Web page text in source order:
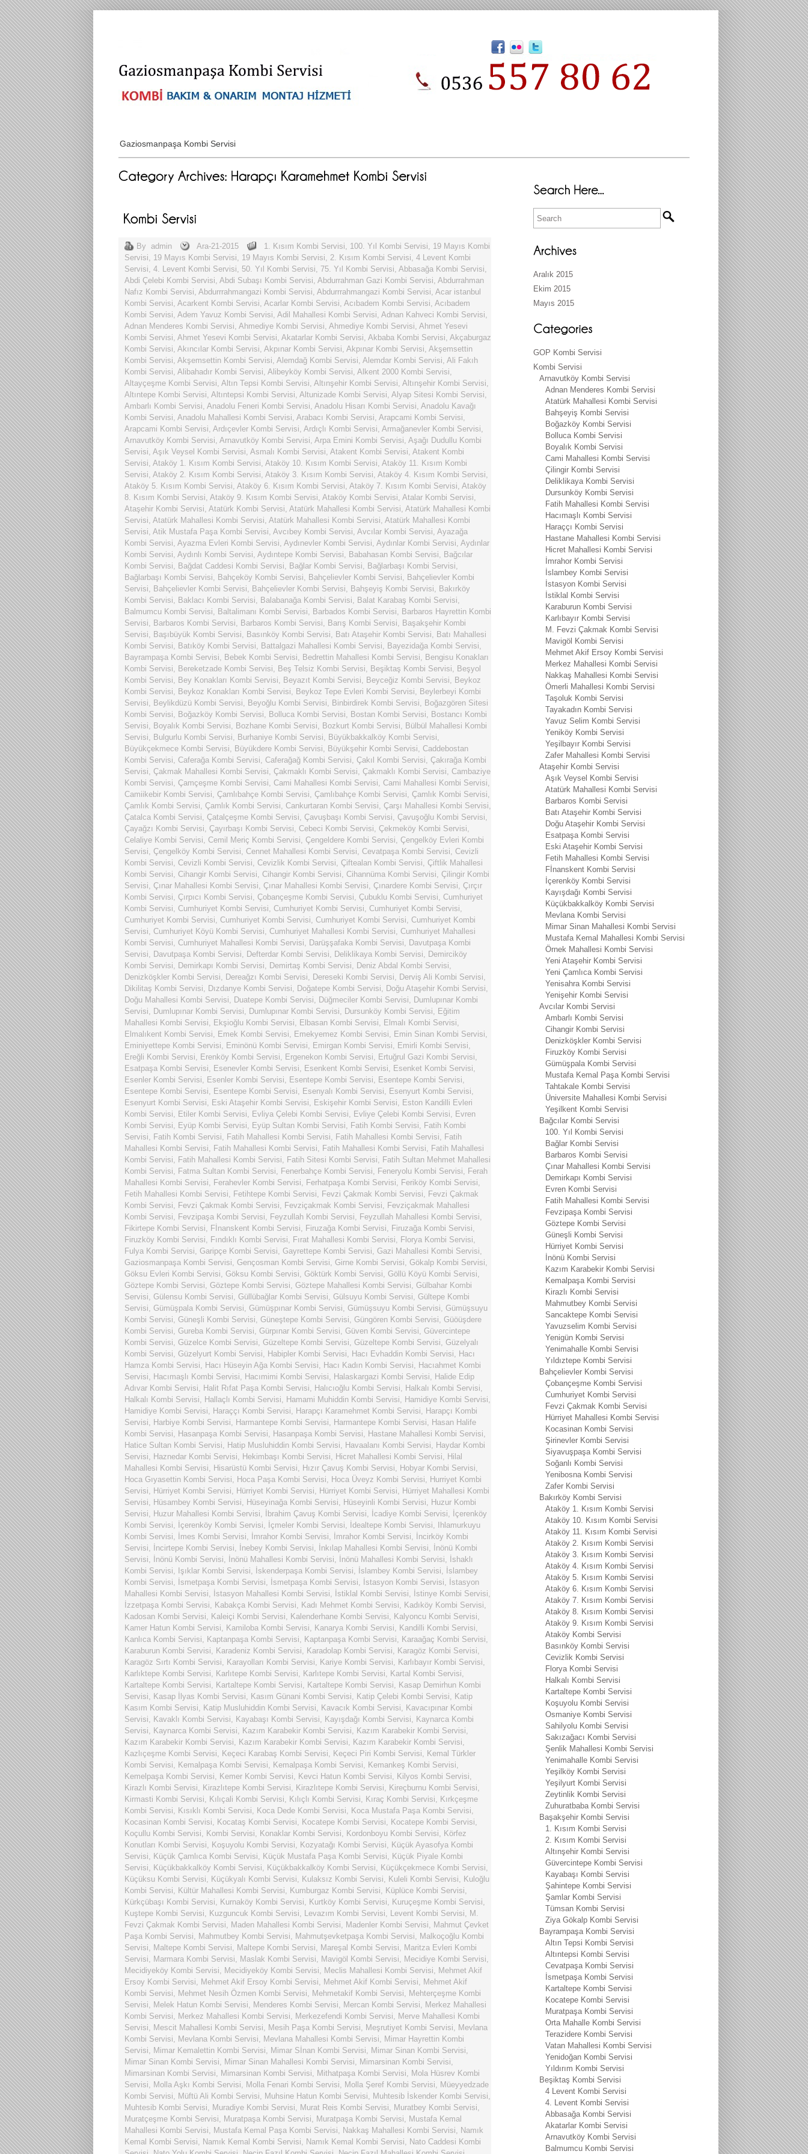
Gaziosmanpaşa Kombi Servisi
By admin Ara-21-2015 1. Kısım Kombi Servisi, 100. Yıl Kombi Servisi, 19 Mayıs Kombi
Servisi, 19 Mayıs Kombi Servisi, 19 Mayıs Kombi Servisi, 2. Kısım Kombi Servisi, 4 Levent Kombi
Servisi, 4. Levent Kombi Servisi, 50. Yıl Kombi Servisi, 75. Yıl Kombi Servisi, Abbasağa Kombi Servisi,
Abdi Çelebi Kombi Servisi, Abdi Subaşı Kombi Servisi, Abdurrahman Gazi Kombi Servisi, Abdurrahman
Nafız Kombi Servisi, Abdurrrahmangazi Kombi Servisi, Abdurrrahmangazi Kombi Servisi, Acar istanbul
Kombi Servisi, Acarkent Kombi Servisi, Acarlar Kombi Servisi, Acıbadem Kombi Servisi, Acıbadem
Kombi Servisi, Adem Yavuz Kombi Servisi, Adil Mahallesi Kombi Servisi, Adnan Kahveci Kombi Servisi,
Adnan Menderes Kombi Servisi, Ahmediye Kombi Servisi, Ahmediye Kombi Servisi, Ahmet Yesevi
Kombi Servisi, Ahmet Yesevi Kombi Servisi, Akatarlar Kombi Servisi, Akbaba Kombi Servisi, Akçaburgaz
Kombi Servisi, Akıncılar Kombi Servisi, Akpınar Kombi Servisi, Akpınar Kombi Servisi, Akşemsettin
Kombi Servisi, Akşemsettin Kombi Servisi, Alemdağ Kombi Servisi, Alemdar Kombi Servisi, Ali Fakıh
Kombi Servisi, Alibahadır Kombi Servisi, Alibeyköy Kombi Servisi, Alkent 2000 Kombi Servisi,
Altayçeşme Kombi Servisi, Altın Tepsi Kombi Servisi, Altınşehir Kombi Servisi, Altınşehir Kombi Servisi,
Altıntepe Kombi Servisi, Altıntepsi Kombi Servisi, Altunizade Kombi Servisi, Alyap Sitesi Kombi Servisi,
Ambarlı Kombi Servisi, Anadolu Feneri Kombi Servisi, Anadolu Hisarı Kombi Servisi, Anadolu Kavağı
Kombi Servisi, Anadolu Mahallesi Kombi Servisi, Arabacı Kombi Servisi, Arapcami Kombi Servisi,
Arapcami Kombi Servisi, Ardıçevler Kombi Servisi, Ardıçlı Kombi Servisi, Armağanevler Kombi Servisi,
Arnavutköy Kombi Servisi, Arnavutköy Kombi Servisi, Arpa Emini Kombi Servisi, Aşağı Dudullu Kombi
Servisi, Aşık Veysel Kombi Servisi, Asmalı Kombi Servisi, Atakent Kombi Servisi, Atakent Kombi
Servisi, Ataköy 1. Kısım Kombi Servisi, Ataköy 10. Kısım Kombi Servisi, Ataköy 11. Kısım Kombi
Servisi, Ataköy 2. Kısım Kombi Servisi, Ataköy 3. Kısım Kombi Servisi, Ataköy 4. Kısım Kombi Servisi,
Ataköy 5. Kısım Kombi Servisi, Ataköy 6. Kısım Kombi Servisi, Ataköy 7. Kısım Kombi Servisi, Ataköy
8. Kısım Kombi Servisi, Ataköy 9. Kısım Kombi Servisi, Ataköy Kombi Servisi, Atalar Kombi Servisi,
Ataşehir Kombi Servisi, Atatürk Kombi Servisi, Atatürk Mahallesi Kombi Servisi, Atatürk Mahallesi Kombi
Servisi, Atatürk Mahallesi Kombi Servisi, Atatürk Mahallesi Kombi Servisi, Atatürk Mahallesi Kombi
Servisi, Atik Mustafa Paşa Kombi Servisi, Avcıbey Kombi Servisi, Avcılar Kombi Servisi, Ayazağa
Kombi Servisi, Ayazma Evleri Kombi Servisi, Aydınevler Kombi Servisi, Aydınlar Kombi Servisi, Aydınlar
Kombi Servisi, Aydınlı Kombi Servisi, Aydıntepe Kombi Servisi, Babahasan Kombi Servisi, Bağcılar
Kombi Servisi, Bağdat Caddesi Kombi Servisi, Bağlar Kombi Servisi, Bağlarbaşı Kombi Servisi,
Bağlarbaşı Kombi Servisi, Bahçeköy Kombi Servisi, Bahçelievler Kombi Servisi, Bahçelievler Kombi
Servisi, Bahçelievler Kombi Servisi, Bahçelievler Kombi Servisi, Bahşeyiş Kombi Servisi, Bakırköy
Kombi Servisi, Baklacı Kombi Servisi, Balabanağa Kombi Servisi, Balat Karabaş Kombi Servisi,
Balmumcu Kombi Servisi, Baltalimanı Kombi Servisi, Barbados Kombi Servisi, Barbaros Hayrettin Kombi
Servisi, Barbaros Kombi Servisi, Barbaros Kombi Servisi, Barış Kombi Servisi, Başakşehir Kombi
Servisi, Başıbüyük Kombi Servisi, Basınköy Kombi Servisi, Batı Ataşehir Kombi Servisi, Batı Mahallesi
Kombi Servisi, Batıköy Kombi Servisi, Battalgazi Mahallesi Kombi Servisi, Bayezidağa Kombi Servisi,
Bayrampaşa Kombi Servisi, Bebek Kombi Servisi, Bedrettin Mahallesi Kombi Servisi, Bengisu Konakları
Kombi Servisi, Bereketzade Kombi Servisi, Beş Telsiz Kombi Servisi, Beşiktaş Kombi Servisi, Beşyol
Kombi Servisi, Bey Konakları Kombi Servisi, Beyazıt Kombi Servisi, Beyceğiz Kombi Servisi, Beykoz
Kombi Servisi, Beykoz Konakları Kombi Servisi, Beykoz Tepe Evleri Kombi Servisi, Beylerbeyi Kombi
Servisi, Beylikdüzü Kombi Servisi, Beyoğlu Kombi Servisi, Binbirdirek Kombi Servisi, Boğazgören Sitesi
Kombi Servisi, Boğazköy Kombi Servisi, Bolluca Kombi Servisi, Bostan Kombi Servisi, Bostancı Kombi
Servisi, Boyalık Kombi Servisi, Bozhane Kombi Servisi, Bozkurt Kombi Servisi, Bülbül Mahallesi Kombi
Servisi, Bulgurlu Kombi Servisi, Burhaniye Kombi Servisi, Büyükbakkalköy Kombi Servisi,
Büyükçekmece Kombi Servisi, Büyükdere Kombi Servisi, Büyükşehir Kombi Servisi, Caddebostan
Kombi Servisi, Caferağa Kombi Servisi, Caferağağ Kombi Servisi, Çakıl Kombi Servisi, Çakırağa Kombi
Servisi, Çakmak Mahallesi Kombi Servisi, Çakmaklı Kombi Servisi, Çakmaklı Kombi Servisi, Cambaziye
Kombi Servisi, Çamçeşme Kombi Servisi, Cami Mahallesi Kombi Servisi, Cami Mahallesi Kombi Servisi,
Camiikebir Kombi Servisi, Çamlıbahçe Kombi Servisi, Çamlıbahçe Kombi Servisi, Çamlık Kombi Servisi,
Çamlık Kombi Servisi, Çamlık Kombi Servisi, Cankurtaran Kombi Servisi, Çarşı Mahallesi Kombi Servisi,
Çatalca Kombi Servisi, Çatalçeşme Kombi Servisi, Çavuşbaşı Kombi Servisi, Çavuşoğlu Kombi Servisi,
Çayağzı Kombi Servisi, Çayırbaşı Kombi Servisi, Cebeci Kombi Servisi, Çekmeköy Kombi Servisi,
Celaliye Kombi Servisi, Cemil Meriç Kombi Servisi, Çengeldere Kombi Servisi, Çengelköy Evleri Kombi
Servisi, Çengelköy Kombi Servisi, Cennet Mahallesi Kombi Servisi, Cevatpaşa Kombi Servisi, Cevizli
Kombi Servisi, Cevizli Kombi Servisi, Cevizlik Kombi Servisi, Çiftealan Kombi Servisi, Çiftlik Mahallesi
Kombi Servisi, Cihangir Kombi Servisi, Cihangir Kombi Servisi, Cihannüma Kombi Servisi, Çilingir Kombi
Servisi, Çınar Mahallesi Kombi Servisi, Çınar Mahallesi Kombi Servisi, Çınardere Kombi Servisi, Çırçır
Kombi Servisi, Çırpıcı Kombi Servisi, Çobançeşme Kombi Servisi, Çubuklu Kombi Servisi, Cumhuriyet
Kombi Servisi, Cumhuriyet Kombi Servisi, Cumhuriyet Kombi Servisi, Cumhuriyet Kombi Servisi,
Cumhuriyet Kombi Servisi, Cumhuriyet Kombi Servisi, Cumhuriyet Kombi Servisi, Cumhuriyet Kombi
Servisi, Cumhuriyet Köyü Kombi Servisi, Cumhuriyet Mahallesi Kombi Servisi, Cumhuriyet Mahallesi
Kombi Servisi, Cumhuriyet Mahallesi Kombi Servisi, Darüşşafaka Kombi Servisi, Davutpaşa Kombi
Servisi, Davutpaşa Kombi Servisi, Defterdar Kombi Servisi, Deliklikaya Kombi Servisi, Demirciköy
Kombi Servisi, Demirkapı Kombi Servisi, Demirtaş Kombi Servisi, Deniz Abdal Kombi Servisi,
Denizköşkler Kombi Servisi, Dereağzı Kombi Servisi, Dereseki Kombi Servisi, Derviş Ali Kombi Servisi,
Dikilitaş Kombi Servisi, Dızdanye Kombi Servisi, Doğatepe Kombi Servisi, Doğu Ataşehir Kombi Servisi,
Doğu Mahallesi Kombi Servisi, Duatepe Kombi Servisi, Düğmeciler Kombi Servisi, Dumlupınar Kombi
Servisi, Dumlupınar Kombi Servisi, Dumlupınar Kombi Servisi, Dursunköy Kombi Servisi, Eğitim
Mahallesi Kombi Servisi, Ekşioğlu Kombi Servisi, Elbasan Kombi Servisi, Elmalı Kombi Servisi,
Elmalıkent Kombi Servisi, Emek Kombi Servisi, Emekyemez Kombi Servisi, Emin Sinan Kombi Servisi,
Eminiyettepe Kombi Servisi, Eminönü Kombi Servisi, Emirgan Kombi Servisi, Emirli Kombi Servisi,
Ereğli Kombi Servisi, Erenköy Kombi Servisi, Ergenekon Kombi Servisi, Ertuğrul Gazi Kombi Servisi,
Esatpaşa Kombi Servisi, Esenevler Kombi Servisi, Esenkent Kombi Servisi, Esenket Kombi Servisi,
Esenler Kombi Servisi, Esenler Kombi Servisi, Esentepe Kombi Servisi, Esentepe Kombi Servisi,
Esentepe Kombi Servisi, Esentepe Kombi Servisi, Esenyalı Kombi Servisi, Esenyurt Kombi Servisi,
Esenyurt Kombi Servisi, Eski Ataşehir Kombi Servisi, Eskişehir Kombi Servisi, Eston Kandilli Evleri
Kombi Servisi, Etiler Kombi Servisi, Evliya Çelebi Kombi Servisi, Evliye Çelebi Kombi Servisi, Evren
Kombi Servisi, Eyüp Kombi Servisi, Eyüp Sultan Kombi Servisi, Fatih Kombi Servisi, Fatih Kombi
Servisi, Fatih Kombi Servisi, Fatih Mahallesi Kombi Servisi, Fatih Mahallesi Kombi Servisi, Fatih
Mahallesi Kombi Servisi, Fatih Mahallesi Kombi Servisi, Fatih Mahallesi Kombi Servisi, Fatih Mahallesi
Kombi Servisi, Fatih Mahallesi Kombi Servisi, Fatih Sitesi Kombi Servisi, Fatih Sultan Mehmet Mahallesi
Kombi Servisi, Fatma Sultan Kombi Servisi, Fenerbahçe Kombi Servisi, Feneryolu Kombi Servisi, Ferah
Mahallesi Kombi Servisi, Ferahevler Kombi Servisi, Ferhatpaşa Kombi Servisi, Feriköy Kombi Servisi,
Fetih Mahallesi Kombi Servisi, Fetihtepe Kombi Servisi, Fevzi Çakmak Kombi Servisi, Fevzi Çakmak
Kombi Servisi, Fevzi Çakmak Kombi Servisi, Fevziçakmak Kombi Servisi, Fevziçakmak Mahallesi
Kombi Servisi, Fevzipaşa Kombi Servisi, Feyzullah Kombi Servisi, Feyzullah Mahallesi Kombi Servisi,
Fikirtepe Kombi Servisi, Fİnanskent Kombi Servisi, Firuzağa Kombi Servisi, Firuzağa Kombi Servisi,
Firuzköy Kombi Servisi, Fındıklı Kombi Servisi, Fırat Mahallesi Kombi Servisi, Florya Kombi Servisi,
Fulya Kombi Servisi, Garipçe Kombi Servisi, Gayrettepe Kombi Servisi, Gazi Mahallesi Kombi Servisi,
Gaziosmanpaşa Kombi Servisi, Gençosman Kombi Servisi, Girne Kombi Servisi, Gökalp Kombi Servisi,
Göksu Evleri Kombi Servisi, Göksu Kombi Servisi, Göktürk Kombi Servisi, Göllü Köyü Kombi Servisi,
Göztepe Kombi Servisi, Göztepe Kombi Servisi, Göztepe Mahallesi Kombi Servisi, Gülbahar Kombi
Servisi, Gülensu Kombi Servisi, Güllübağlar Kombi Servisi, Gülsuyu Kombi Servisi, Gültepe Kombi
Servisi, Gümüşpala Kombi Servisi, Gümüşpınar Kombi Servisi, Gümüşsuyu Kombi Servisi, Gümüşsuyu
Kombi Servisi, Güneşli Kombi Servisi, Güneştepe Kombi Servisi, Güngören Kombi Servisi, Güöüşdere
Kombi Servisi, Gureba Kombi Servisi, Gürpınar Kombi Servisi, Güven Kombi Servisi, Güvercintepe
Kombi Servisi, Güzelce Kombi Servisi, Güzeltepe Kombi Servisi, Güzeltepe Kombi Servisi, Güzelyalı
Kombi Servisi, Güzelyurt Kombi Servisi, Habipler Kombi Servisi, Hacı Evhaddin Kombi Servisi, Hacı
Hamza Kombi Servisi, Hacı Hüseyin Ağa Kombi Servisi, Hacı Kadın Kombi Servisi, Hacıahmet Kombi
Servisi, Hacımaşlı Kombi Servisi, Hacımimi Kombi Servisi, Halaskargazi Kombi Servisi, Halide Edip
Adıvar Kombi Servisi, Halit Rıfat Paşa Kombi Servisi, Halıcıoğlu Kombi Servisi, Halkalı Kombi Servisi,
Halkalı Kombi Servisi, Hallaçlı Kombi Servisi, Hamami Muhiddin Kombi Servisi, Hamidiye Kombi Servisi,
Hamidiye Kombi Servisi, Haraççı Kombi Servisi, Harapçı Karamehmet Kombi Servisi, Harapçı Kombi
Servisi, Harbiye Kombi Servisi, Harmantepe Kombi Servisi, Harmantepe Kombi Servisi, Hasan Halife
Kombi Servisi, Hasanpaşa Kombi Servisi, Hasanpaşa Kombi Servisi, Hastane Mahallesi Kombi Servisi,
Hatice Sultan Kombi Servisi, Hatip Musluhiddin Kombi Servisi, Havaalanı Kombi Servisi, Haydar Kombi
Servisi, Haznedar Kombi Servisi, Hekimbaşı Kombi Servisi, Hicret Mahallesi Kombi Servisi, Hilal
Mahallesi Kombi Servisi, Hisarüstü Kombi Servisi, Hızır Çavuş Kombi Servisi, Hobyar Kombi Servisi,
Hoca Gıyasettin Kombi Servisi, Hoca Paşa Kombi Servisi, Hoca Üveyz Kombi Servisi, Hurriyet Kombi
Servisi, Hürriyet Kombi Servisi, Hürriyet Kombi Servisi, Hürriyet Kombi Servisi, Hürriyet Mahallesi Kombi
Servisi, Hüsambey Kombi Servisi, Hüseyinağa Kombi Servisi, Hüseyinli Kombi Servisi, Huzur Kombi
Servisi, Huzur Mahallesi Kombi Servisi, İbrahim Çavuş Kombi Servisi, İcadiye Kombi Servisi, İçerenköy
Kombi Servisi, İçerenköy Kombi Servisi, İçmeler Kombi Servisi, İdealtepe Kombi Servisi,
Ihlamurkuyu
Kombi Servisi, İmes Kombi Servisi, İmrahor Kombi Servisi, İmrahor Kombi Servisi,
İncirköy Kombi
Servisi, İncirtepe Kombi Servisi, İnebey Kombi Servisi, İnkılap Mahallesi Kombi Servisi,
İnönü Kombi
Servisi, İnönü Kombi Servisi, İnönü Mahallesi Kombi Servisi, İnönü Mahallesi Kombi Servisi, İshaklı
Kombi Servisi, Işıklar Kombi Servisi, İskenderpaşa Kombi Servisi, İslambey Kombi Servisi, İslambey
Kombi Servisi, İsmetpaşa Kombi Servisi, İsmetpaşa Kombi Servisi, İstasyon Kombi Servisi, İstasyon
Mahallesi Kombi Servisi, İstasyon Mahallesi Kombi Servisi, İstiklal Kombi Servisi, İstinye Kombi Servisi,
İzzetpaşa Kombi Servisi, Kabakça Kombi Servisi, Kadı Mehmet Kombi Servisi, Kadıköy Kombi Servisi,
Kadosan Kombi Servisi, Kaleiçi Kombi Servisi, Kalenderhane Kombi Servisi, Kalyoncu Kombi Servisi,
Kamer Hatun Kombi Servisi, Kamiloba Kombi Servisi, Kanarya Kombi Servisi, Kandilli Kombi Servisi,
Kanlıca Kombi Servisi, Kaptanpaşa Kombi Servisi, Kaptanpaşa Kombi Servisi, Karaağaç Kombi Servisi,
Karaburun Kombi Servisi, Karadeniz Kombi Servisi, Karadolap Kombi Servisi, Karagöz Kombi Servisi,
Karagöz Sırtı Kombi Servisi, Karayolları Kombi Servisi, Kariye Kombi Servisi, Karlıbayır Kombi Servisi,
Karlıktepe Kombi Servisi, Karlıtepe Kombi Servisi, Karlıtepe Kombi Servisi, Kartal Kombi Servisi,
Kartaltepe Kombi Servisi, Kartaltepe Kombi Servisi, Kartaltepe Kombi Servisi, Kasap Demirhun Kombi
Servisi, Kasap İlyas Kombi Servisi, Kasım Günani Kombi Servisi, Katip Çelebi Kombi Servisi, Katip
Kasım Kombi Servisi, Katip Musluhiddin Kombi Servisi, Kavacık Kombi Servisi, Kavacıpınar Kombi
Servisi, Kavaklı Kombi Servisi, Kayabaşı Kombi Servisi, Kayışdağı Kombi Servisi, Kaynarca Kombi
Servisi, Kaynarca Kombi Servisi, Kazım Karabekir Kombi Servisi, Kazım Karabekir Kombi Servisi,
Kazım Karabekir Kombi Servisi, Kazım Karabekir Kombi Servisi, Kazım Karabekir Kombi Servisi,
Kazlıçeşme Kombi Servisi, Keçeci Karabaş Kombi Servisi, Keçeci Piri Kombi Servisi, Kemal Türkler
Kombi Servisi, Kemalpaşa Kombi Servisi, Kemalpaşa Kombi Servisi, Kemankeş Kombi Servisi,
Kemelpaşa Kombi Servisi, Kemer Kombi Servisi, Kevci Hatun Kombi Servisi, Kilyos Kombi Servisi,
Kirazlı Kombi Servisi, Kirazlıtepe Kombi Servisi, Kirazlıtepe Kombi Servisi, Kireçburnu Kombi Servisi,
Kirmasti Kombi Servisi, Kılıçali Kombi Servisi, Kılıçlı Kombi Servisi, Kıraç Kombi Servisi, Kırkçeşme
Kombi Servisi, Kısıklı Kombi Servisi, Koca Dede Kombi Servisi, Koca Mustafa Paşa Kombi Servisi,
Kocasinan Kombi Servisi, Kocataş Kombi Servisi, Kocatepe Kombi Servisi, Kocatepe Kombi Servisi,
Koçullu Kombi Servisi, Kombi Servisi, Konaklar Kombi Servisi, Kordonboyu Kombi Servisi, Körfez
Konutları Kombi Servisi, Koşuyolu Kombi Servisi, Kozyatağı Kombi Servisi, Küçük Ayasofya Kombi
Servisi, Küçük Çamlıca Kombi Servisi, Küçük Mustafa Paşa Kombi Servisi, Küçük Piyale Kombi
Servisi, Küçükbakkalköy Kombi Servisi, Küçükbakkalköy Kombi Servisi, Küçükçekmece Kombi Servisi,
Küçüksu Kombi Servisi, Küçükyalı Kombi Servisi, Kulaksız Kombi Servisi, Kuleli Kombi Servisi, Kuloğlu
Kombi Servisi, Kültür Mahallesi Kombi Servisi, Kumburgaz Kombi Servisi, Küplüce Kombi Servisi,
Kürkçübaşı Kombi Servisi, Kurnaköy Kombi Servisi, Kurtköy Kombi Servisi, Kuruçeşme Kombi Servisi,
Kuştepe Kombi Servisi, Kuzguncuk Kombi Servisi, Levazım Kombi Servisi, Levent Kombi Servisi, M.
Fevzi Çakmak Kombi Servisi, Maden Mahallesi Kombi Servisi, Madenler Kombi Servisi, Mahmut Çevket
Paşa Kombi Servisi, Mahmutbey Kombi Servisi, Mahmutşevketpaşa Kombi Servisi, Malkoçoğlu Kombi
Servisi, Maltepe Kombi Servisi, Maltepe Kombi Servisi, Mareşal Kombi Servisi, Maritza Evleri Kombi
Servisi, Marmara Kombi Servisi, Maslak Kombi Servisi, Mavigöl Kombi Servisi, Mecidiye Kombi Servisi,
Mecidiyeköy Kombi Servisi, Mecidiyeköy Kombi Servisi, Meclis Mahallesi Kombi Servisi, Mehmet Akif
Ersoy Kombi Servisi, Mehmet Akif Ersoy Kombi Servisi, Mehmet Akif Kombi Servisi, Mehmet Akif
Kombi Servisi, Mehmet Nesih Özmen Kombi Servisi, Mehmetakif Kombi Servisi, Mehterçeşme Kombi
Servisi, Melek Hatun Kombi Servisi, Menderes Kombi Servisi, Mercan Kombi Servisi, Merkez Mahallesi
Kombi Servisi, Merkez Mahallesi Kombi Servisi, Merkezefendi Kombi Servisi, Merve Mahallesi Kombi
Servisi, Mescit Mahallesi Kombi Servisi, Mesih Paşa Kombi Servisi, Meşrutiyet Kombi Servisi, Mevlana
Kombi Servisi, Mevlana Kombi Servisi, Mevlana Mahallesi Kombi Servisi, Mimar Hayrettin Kombi
Servisi, Mimar Kemalettin Kombi Servisi, Mimar Sİnan Kombi Servisi, Mimar Sinan Kombi Servisi,
Mimar Sinan Kombi Servisi, Mimar Sinan Mahallesi Kombi Servisi, Mimarsinan Kombi Servisi,
Mimarsinan Kombi Servisi, Mimarsinan Kombi Servisi, Mithatpaşa Kombi Servisi, Mola Hüsrev Kombi
Servisi, Molla Aşkı Kombi Servisi, Molla Fenari Kombi Servisi, Molla Şeref Kombi Servisi, Müeyyedzade
Kombi Servisi, Müftü Ali Kombi Servisi, Muhsine Hatun Kombi Servisi, Muhtesib İskender Kombi Servisi,
Muhtesib Kombi Servisi, Muradiye Kombi Servisi, Murat Reis Kombi Servisi, Muratbey Kombi Servisi,
Muratçeşme Kombi Servisi, Muratpaşa Kombi Servisi, Muratpaşa Kombi Servisi, Mustafa Kemal
Mahallesi Kombi Servisi, Mustafa Kemal Paşa Kombi Servisi, Nakkaş Mahallesi Kombi Servisi, Namık
Kemal Kombi Servisi, Namık Kemal Kombi Servisi, Namık Kemal Kombi Servisi, Nato Caddesi Kombi
Aralık 2015
Ekim 2015
Mayıs 2015
GOP Kombi Servisi
Kombi Servisi
Arnavutköy Kombi Servisi
Adnan Menderes Kombi Servisi
Atatürk Mahallesi Kombi Servisi
Bahşeyiş Kombi Servisi
Boğazköy Kombi Servisi
Bolluca Kombi Servisi
Boyalık Kombi Servisi
Cami Mahallesi Kombi Servisi
Çilingir Kombi Servisi
Deliklikaya Kombi Servisi
Dursunköy Kombi Servisi
Fatih Mahallesi Kombi Servisi
Hacımaşlı Kombi Servisi
Haraççı Kombi Servisi
Hastane Mahallesi Kombi Servisi
Hicret Mahallesi Kombi Servisi
İmrahor Kombi Servisi
İslambey Kombi Servisi
İstasyon Kombi Servisi
İstiklal Kombi Servisi
Karaburun Kombi Servisi
Karlıbayır Kombi Servisi
M. Fevzi Çakmak Kombi Servisi
Mavigöl Kombi Servisi
Mehmet Akif Ersoy Kombi Servisi
Merkez Mahallesi Kombi Servisi
Nakkaş Mahallesi Kombi Servisi
Ömerli Mahallesi Kombi Servisi
Taşoluk Kombi Servisi
Tayakadın Kombi Servisi
Yavuz Selim Kombi Servisi
Yeniköy Kombi Servisi
Yeşilbayır Kombi Servisi
Zafer Mahallesi Kombi Servisi
Ataşehir Kombi Servisi
Aşık Veysel Kombi Servisi
Atatürk Mahallesi Kombi Servisi
Barbaros Kombi Servisi
Batı Ataşehir Kombi Servisi
Doğu Ataşehir Kombi Servisi
Esatpaşa Kombi Servisi
Eski Ataşehir Kombi Servisi
Fetih Mahallesi Kombi Servisi
Fİnanskent Kombi Servisi
İçerenköy Kombi Servisi
Kayışdağı Kombi Servisi
Küçükbakkalköy Kombi Servisi
Mevlana Kombi Servisi
Mimar Sinan Mahallesi Kombi Servisi
Mustafa Kemal Mahallesi Kombi Servisi
Örnek Mahallesi Kombi Servisi
Yeni Ataşehir Kombi Servisi
Yeni Çamlıca Kombi Servisi
Yenisahra Kombi Servisi
Yenişehir Kombi Servisi
Avcılar Kombi Servisi
Ambarlı Kombi Servisi
Cihangir Kombi Servisi
Denizköşkler Kombi Servisi
Firuzköy Kombi Servisi
Gümüşpala Kombi Servisi
Mustafa Kemal Paşa Kombi Servisi
Tahtakale Kombi Servisi
Üniversite Mahallesi Kombi Servisi
Yeşilkent Kombi Servisi
Bağcılar Kombi Servisi
100. Yıl Kombi Servisi
Bağlar Kombi Servisi
Barbaros Kombi Servisi
Çınar Mahallesi Kombi Servisi
Demirkapı Kombi Servisi
Evren Kombi Servisi
Fatih Mahallesi Kombi Servisi
Fevzipaşa Kombi Servisi
Göztepe Kombi Servisi
Güneşli Kombi Servisi
Hürriyet Kombi Servisi
İnönü Kombi Servisi
Kazım Karabekir Kombi Servisi
Kemalpaşa Kombi Servisi
Kirazlı Kombi Servisi
Mahmutbey Kombi Servisi
Sancaktepe Kombi Servisi
Yavuzselim Kombi Servisi
Yenigün Kombi Servisi
Yenimahalle Kombi Servisi
Yıldıztepe Kombi Servisi
Bahçelievler Kombi Servisi
Çobançeşme Kombi Servisi
Cumhuriyet Kombi Servisi
Fevzi Çakmak Kombi Servisi
Hürriyet Mahallesi Kombi Servisi
Kocasinan Kombi Servisi
Şirinevler Kombi Servisi
Siyavuşpaşa Kombi Servisi
Soğanlı Kombi Servisi
Yenibosna Kombi Servisi
Zafer Kombi Servisi
Bakırköy Kombi Servisi
Ataköy 1. Kısım Kombi Servisi
Ataköy 10. Kısım Kombi Servisi
Ataköy 11. Kısım Kombi Servisi
Ataköy 2. Kısım Kombi Servisi
Ataköy 3. Kısım Kombi Servisi
Ataköy 4. Kısım Kombi Servisi
Ataköy 5. Kısım Kombi Servisi
Ataköy 6. Kısım Kombi Servisi
Ataköy 7. Kısım Kombi Servisi
Ataköy 8. Kısım Kombi Servisi
Ataköy 9. Kısım Kombi Servisi
Ataköy Kombi Servisi
Basınköy Kombi Servisi
Cevizlik Kombi Servisi
Florya Kombi Servisi
Halkalı Kombi Servisi
Kartaltepe Kombi Servisi
Koşuyolu Kombi Servisi
Osmaniye Kombi Servisi
Sahilyolu Kombi Servisi
Sakızağacı Kombi Servisi
Şenlik Mahallesi Kombi Servisi
Yenimahalle Kombi Servisi
Yeşilköy Kombi Servisi
Yeşilyurt Kombi Servisi
Zeytinlik Kombi Servisi
Zuhuratbaba Kombi Servisi
Başakşehir Kombi Servisi
1. Kısım Kombi Servisi
2. Kısım Kombi Servisi
Altınşehir Kombi Servisi
Güvercintepe Kombi Servisi
Kayabaşı Kombi Servisi
Şahintepe Kombi Servisi
Şamlar Kombi Servisi
Tümsan Kombi Servisi
Ziya Gökalp Kombi Servisi
Bayrampaşa Kombi Servisi
Altın Tepsi Kombi Servisi
Altıntepsi Kombi Servisi
Cevatpaşa Kombi Servisi
İsmetpaşa Kombi Servisi
Kartaltepe Kombi Servisi
Kocatepe Kombi Servisi
Muratpaşa Kombi Servisi
Orta Mahalle Kombi Servisi
Terazidere Kombi Servisi
Vatan Mahallesi Kombi Servisi
Yenidoğan Kombi Servisi
Yıldırım Kombi Servisi
Beşiktaş Kombi Servisi
4 Levent Kombi Servisi
4. Levent Kombi Servisi
Abbasağa Kombi Servisi
Akatarlar Kombi Servisi
Arnavutköy Kombi Servisi
Balmumcu Kombi Servisi